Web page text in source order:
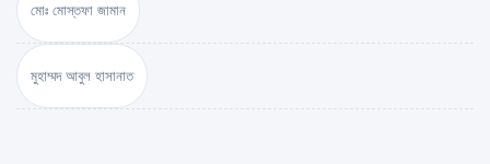
মোঃ মোস্তফা জামান
মুহাম্মদ আবুল হাসানাত